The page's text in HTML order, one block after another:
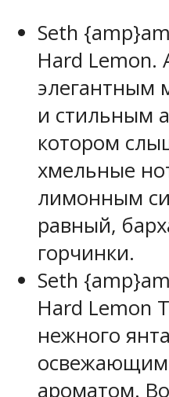
Seth
Hard Lemon.
элегантным
и стильным
котором
хмельные
лимонным
равный,
горчинки.
Seth
Hard Lemon
нежного
ароматом.